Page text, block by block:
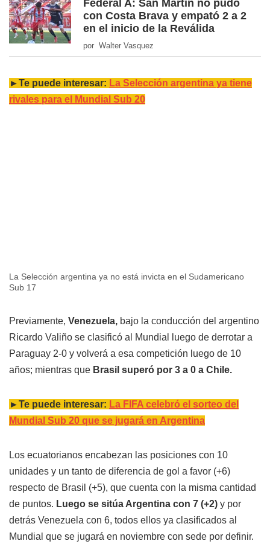
Federal A: San Martín no pudo
con Costa Brava y empató 2 a 2
en el inicio de la Reválida
por Walter Vasquez
►Te puede interesar: La Selección argentina ya tiene
rivales para el Mundial Sub 20
La Selección argentina ya no está invicta en el Sudamericano
Sub 17
Previamente, Venezuela, bajo la conducción del argentino
Ricardo Valiño se clasificó al Mundial luego de derrotar a
Paraguay 2-0 y volverá a esa competición luego de 10
años; mientras que Brasil superó por 3 a 0 a Chile.
►Te puede interesar: La FIFA celebró el sorteo del
Mundial Sub 20 que se jugará en Argentina
Los ecuatorianos encabezan las posiciones con 10
unidades y un tanto de diferencia de gol a favor (+6)
respecto de Brasil (+5), que cuenta con la misma cantidad
de puntos. Luego se sitúa Argentina con 7 (+2) y por
detrás Venezuela con 6, todos ellos ya clasificados al
Mundial que se jugará en noviembre con sede por definir.